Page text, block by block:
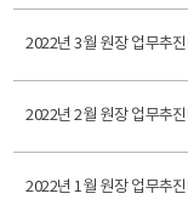
2022년 3월 원장 업무추
2022년 2월 원장 업무추
2022년 1월 원장 업무추